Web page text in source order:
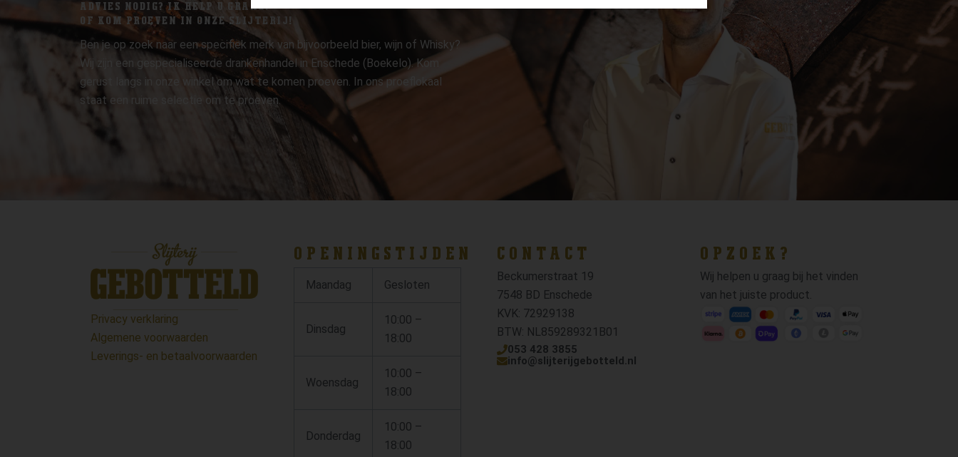
ADVIES NODIG? IK HELP U GRAAG.
OF KOM PROEVEN IN ONZE SLIJTERIJ!
Ben je op zoek naar een specifiek merk van bijvoorbeeld bier, wijn of Whisky?
Wij zijn een gespecialiseerde drankenhandel in Enschede (Boekelo). Kom
gerust langs in onze winkel om wat te komen proeven. In ons proeflokaal
staat een ruime selectie om te proeven.
Privacy verklaring
Algemene voorwaarden
Leverings- en betaalvoorwaarden
OPENINGSTIJDEN
Maandag Gesloten
Dinsdag
10:00 –
18:00
Woensdag
10:00 –
18:00
Donderdag
10:00 –
18:00
CONTACT
Beckumerstraat 19
7548 BD Enschede
KVK: 72929138
BTW: NL859289321B01
053 428 3855
info@slijterijgebotteld.nl
OPZOEK?
Wij helpen u graag bij het vinden
van het juiste product.